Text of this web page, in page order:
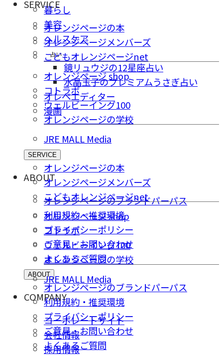
暮らし
美容
ヘルスケア
占い
鏡リュウジの12星座占い
水晶玉子のプレミアムうさぎ占い
オレペエディター
漫画
SERVICE
オレンジページの本
オレンジページメンバーズ
こどもオレンジページnet
オレンジページ shop
コトラボ
ウェルビーイング100
オレンジページの学校
JRE MALL Media
SERVICE
オレンジページの本
オレンジページメンバーズ
こどもオレンジページnet
オレンジページ shop
コトラボ
ウェルビーイング100
オレンジページの学校
JRE MALL Media
ABOUT
オレンジページのブランドパーパス
利用規約・推奨環境
プライバシーポリシー
ご意⾒・お問い合わせ
よくあるご質問
ABOUT
オレンジページのブランドパーパス
利用規約・推奨環境
プライバシーポリシー
ご意⾒・お問い合わせ
よくあるご質問
COMPANY
コーポレートサイト
会社情報
採⽤情報